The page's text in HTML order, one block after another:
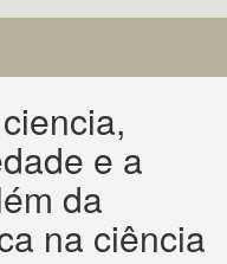
e a
da
na ciência